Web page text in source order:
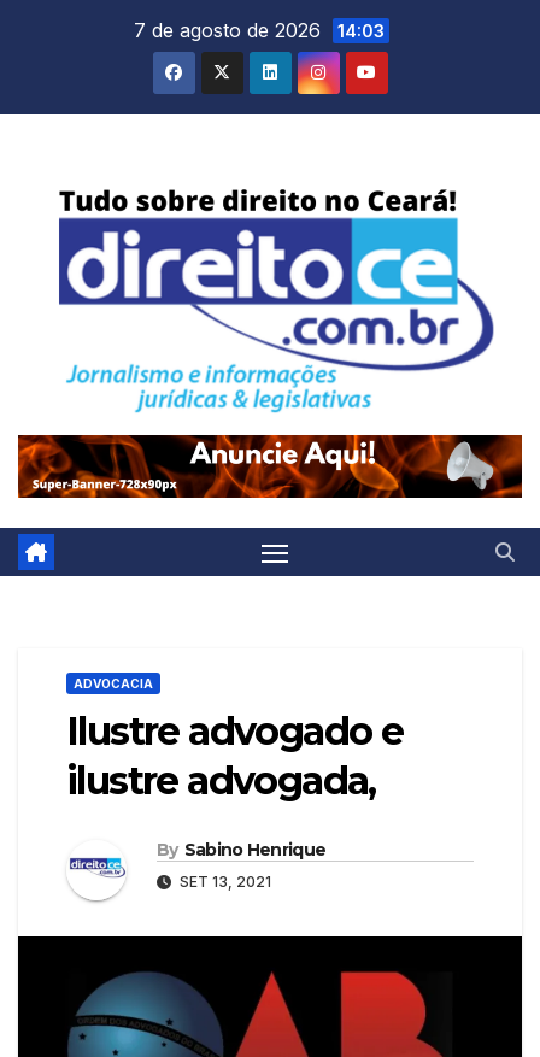
7 de agosto de 2026 14:03
ADVOCACIA
Ilustre advogado e
ilustre advogada,
By Sabino Henrique
SET 13, 2021